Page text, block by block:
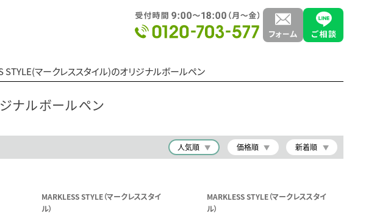
STYLE(マークレススタイル)のオリジナルボールペン
ナルボールペン
人気順 価格順 新着順
MARKLESS STYLE（マークレススタイ
ル）
MARKLESS STYLE（マークレススタイ
ル）